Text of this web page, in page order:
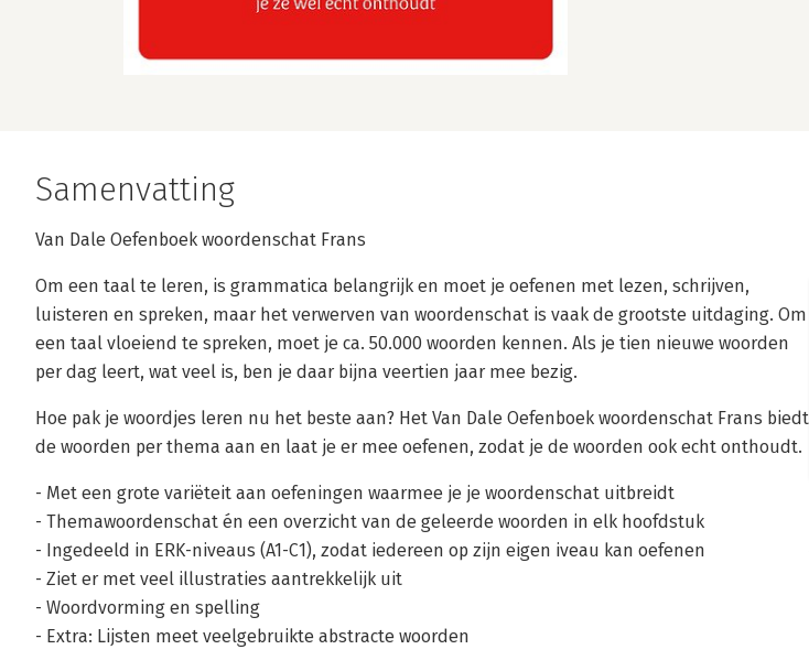
Samenvatting
Van Dale Oefenboek woordenschat Frans
Om een taal te leren, is grammatica belangrijk en moet je oefenen met lezen, schrijven,
luisteren en spreken, maar het verwerven van woordenschat is vaak de grootste uitdaging. Om
een taal vloeiend te spreken, moet je ca. 50.000 woorden kennen. Als je tien nieuwe woorden
per dag leert, wat veel is, ben je daar bijna veertien jaar mee bezig.
Hoe pak je woordjes leren nu het beste aan? Het Van Dale Oefenboek woordenschat Frans biedt
de woorden per thema aan en laat je er mee oefenen, zodat je de woorden ook echt onthoudt.
- Met een grote variëteit aan oefeningen waarmee je je woordenschat uitbreidt
- Themawoordenschat én een overzicht van de geleerde woorden in elk hoofdstuk
- Ingedeeld in ERK-niveaus (A1-C1), zodat iedereen op zijn eigen iveau kan oefenen
- Ziet er met veel illustraties aantrekkelijk uit
- Woordvorming en spelling
- Extra: Lijsten meet veelgebruikte abstracte woorden